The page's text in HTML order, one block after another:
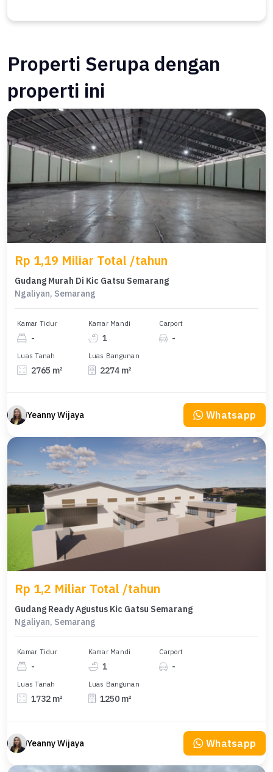
Properti Serupa dengan
properti ini
Rp 1,19 Miliar Total /tahun
Gudang Murah Di Kic Gatsu Semarang
Ngaliyan, Semarang
Kamar Tidur
-
Kamar Mandi
1
Carport
-
Luas Tanah
2765 m²
Luas Bangunan
2274 m²
Yeanny Wijaya Whatsapp
Rp 1,2 Miliar Total /tahun
Gudang Ready Agustus Kic Gatsu Semarang
Ngaliyan, Semarang
Kamar Tidur
-
Kamar Mandi
1
Carport
-
Luas Tanah
1732 m²
Luas Bangunan
1250 m²
Yeanny Wijaya Whatsapp